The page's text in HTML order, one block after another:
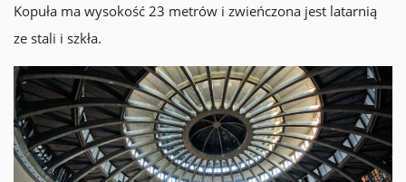
Kopuła ma wysokość 23 metrów i zwieńczona jest latarnią
ze stali i szkła.